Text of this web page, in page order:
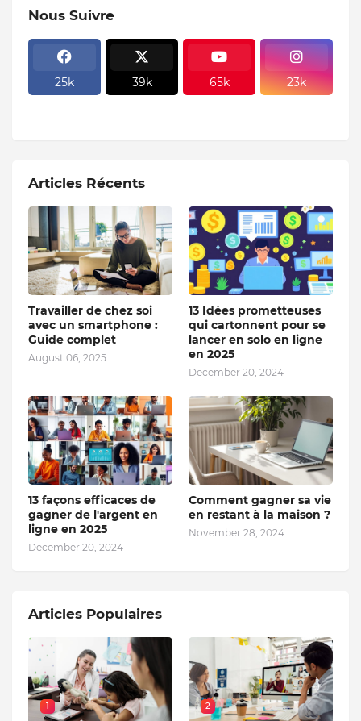
Nous Suivre
25k 39k 65k 23k
Articles Récents
Travailler de chez soi
avec un smartphone :
Guide complet
August 06, 2025
13 Idées prometteuses
qui cartonnent pour se
lancer en solo en ligne
en 2025
December 20, 2024
13 façons efficaces de
gagner de l'argent en
ligne en 2025
December 20, 2024
Comment gagner sa vie
en restant à la maison ?
November 28, 2024
Articles Populaires
1 2